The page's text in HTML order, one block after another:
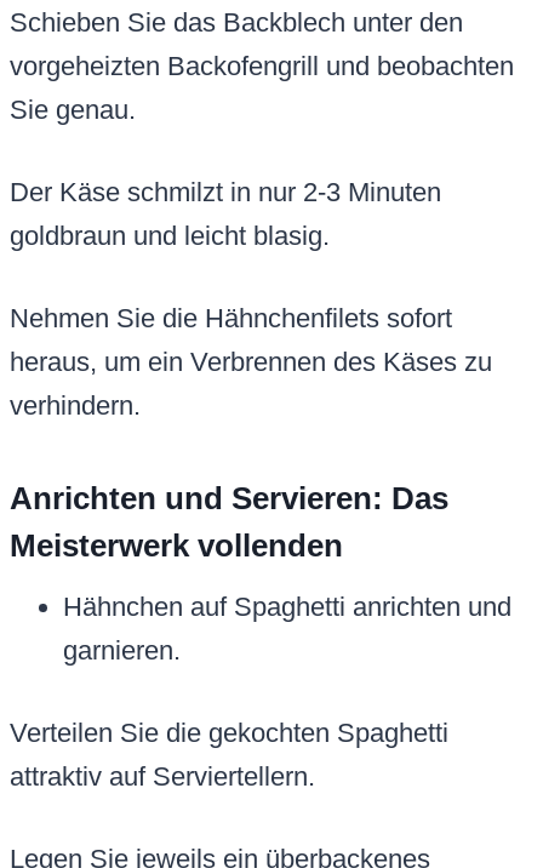
Schieben Sie das Backblech unter den
vorgeheizten Backofengrill und beobachten
Sie genau.
Der Käse schmilzt in nur 2-3 Minuten
goldbraun und leicht blasig.
Nehmen Sie die Hähnchenfilets sofort
heraus, um ein Verbrennen des Käses zu
verhindern.
Anrichten und Servieren: Das
Meisterwerk vollenden
Hähnchen auf Spaghetti anrichten und
garnieren.
Verteilen Sie die gekochten Spaghetti
attraktiv auf Serviertellern.
Legen Sie jeweils ein überbackenes